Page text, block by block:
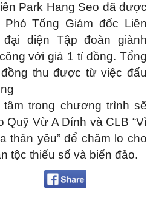
Park Hang Seo đã được
Tổng Giám đốc Liên
diện Tập đoàn giành
với giá 1 tỉ đồng. Tổng
thu được từ việc đấu
trong chương trình sẽ
Vừ A Dính và CLB “Vì
thân yêu” để chăm lo cho
tộc thiểu số và biển đảo.